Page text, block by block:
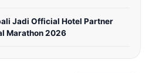
Jadi Official Hotel Partner
Marathon 2026